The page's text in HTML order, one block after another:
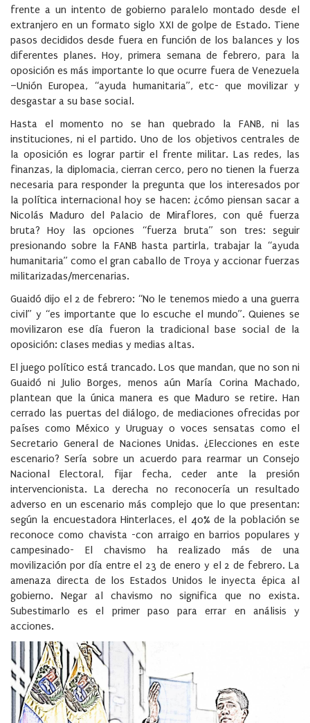
frente a un intento de gobierno paralelo montado desde el
extranjero en un formato siglo XXI de golpe de Estado. Tiene
pasos decididos desde fuera en función de los balances y los
diferentes planes. Hoy, primera semana de febrero, para la
oposición es más importante lo que ocurre fuera de Venezuela
–Unión Europea, “ayuda humanitaria”, etc- que movilizar y
desgastar a su base social.
Hasta el momento no se han quebrado la FANB, ni las
instituciones, ni el partido. Uno de los objetivos centrales de
la oposición es lograr partir el frente militar. Las redes, las
finanzas, la diplomacia, cierran cerco, pero no tienen la fuerza
necesaria para responder la pregunta que los interesados por
la política internacional hoy se hacen: ¿cómo piensan sacar a
Nicolás Maduro del Palacio de Miraflores, con qué fuerza
bruta? Hoy las opciones “fuerza bruta” son tres: seguir
presionando sobre la FANB hasta partirla, trabajar la “ayuda
humanitaria” como el gran caballo de Troya y accionar fuerzas
militarizadas/mercenarias.
Guaidó dijo el 2 de febrero: “No le tenemos miedo a una guerra
civil” y “es importante que lo escuche el mundo”. Quienes se
movilizaron ese día fueron la tradicional base social de la
oposición: clases medias y medias altas.
El juego político está trancado. Los que mandan, que no son ni
Guaidó ni Julio Borges, menos aún María Corina Machado,
plantean que la única manera es que Maduro se retire. Han
cerrado las puertas del diálogo, de mediaciones ofrecidas por
países como México y Uruguay o voces sensatas como el
Secretario General de Naciones Unidas. ¿Elecciones en este
escenario? Sería sobre un acuerdo para rearmar un Consejo
Nacional Electoral, fijar fecha, ceder ante la presión
intervencionista. La derecha no reconocería un resultado
adverso en un escenario más complejo que lo que presentan:
según la encuestadora Hinterlaces, el 40% de la población se
reconoce como chavista -con arraigo en barrios populares y
campesinado- El chavismo ha realizado más de una
movilización por día entre el 23 de enero y el 2 de febrero. La
amenaza directa de los Estados Unidos le inyecta épica al
gobierno. Negar al chavismo no significa que no exista.
Subestimarlo es el primer paso para errar en análisis y
acciones.